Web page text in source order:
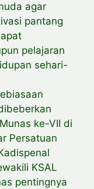
agar
pantang
pelajaran
sehari-
ke-VII di
Persatuan
KSAL
pentingnya